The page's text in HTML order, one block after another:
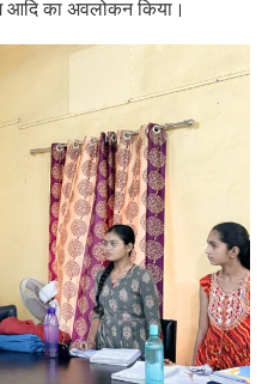
आदि का अवलोकन किया।